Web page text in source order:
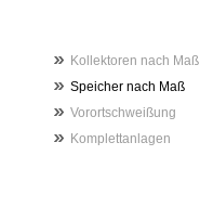
Kollektoren nach Maß
Speicher nach Maß
Vorortschweißung
Komplettanlagen